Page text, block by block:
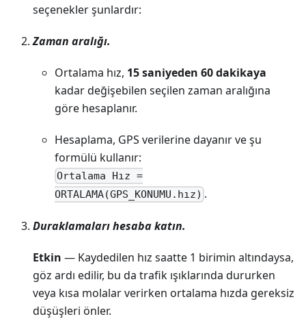
seçenekler şunlardır:
Zaman aralığı.
Ortalama hız, 15 saniyeden 60 dakikaya
kadar değişebilen seçilen zaman aralığına
göre hesaplanır.
Hesaplama, GPS verilerine dayanır ve şu
formülü kullanır:
Ortalama Hız =
ORTALAMA(GPS_KONUMU.hız) .
Duraklamaları hesaba katın.
Etkin — Kaydedilen hız saatte 1 birimin altındaysa,
göz ardı edilir, bu da trafik ışıklarında dururken
veya kısa molalar verirken ortalama hızda gereksiz
düşüşleri önler.